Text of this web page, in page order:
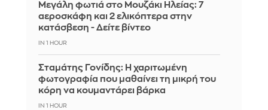
Μεγάλη φωτιά στο Μουζάκι Ηλείας: 7
αεροσκάφη και 2 ελικόπτερα στην
κατάσβεση - Δείτε βίντεο
IN 1 HOUR
Σταμάτης Γονίδης: Η χαριτωμένη
φωτογραφία που μαθαίνει τη μικρή του
κόρη να κουμαντάρει βάρκα
IN 1 HOUR